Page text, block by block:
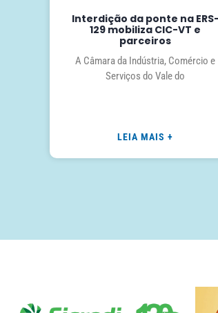
Interdição da ponte na ERS-
129 mobiliza CIC-VT e
parceiros
A Câmara da Indústria, Comércio e
Serviços do Vale do
LEIA MAIS +